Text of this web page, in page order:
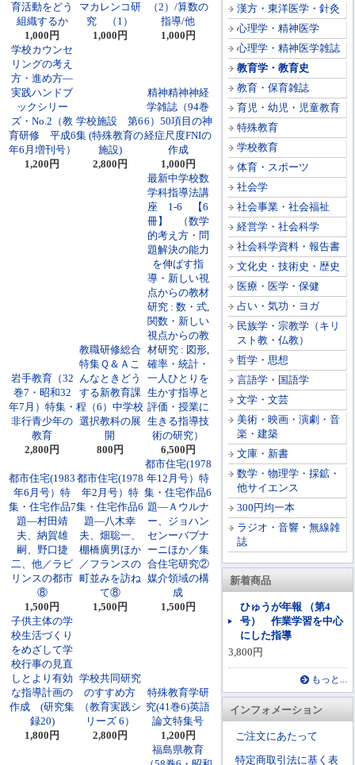
漢方・東洋医学・針灸
心理学・精神医学
心理学・精神医学雑誌
教育学・教育史
教育・保育雑誌
育児・幼児・児童教育
特殊教育
学校教育
体育・スポーツ
社会学
社会事業・社会福祉
経営学・社会科学
社会科学資料・報告書
文化史・技術史・歴史
医療・医学・保健
占い・気功・ヨガ
民族学・宗教学（キリ
スト教・仏教）
哲学・思想
言語学・国語学
文学・文芸
美術・映画・演劇・音
楽・建築
文庫・新書
数学・物理学・採鉱・
他サイエンス
300円均一本
ラジオ・音響・無線雑
誌
新着商品
ひゅうが年報 （第4
号） 作業学習を中心
にした指導
3,800円
もっと...
インフォメーション
ご注文にあたって
特定商取引法に基く表
育活動をどう
組織するか
1,000円
マカレンコ研
究 （1）
1,000円
（2）/算数の
指導/他
1,000円
学校カウンセ
リングの考え
方・進め方―
実践ハンドブ
ックシリー
ズ・No.2（教
育研修 平成6
年6月増刊号）
1,200円
学校施設 第6
集 (特殊教育の
施設)
2,800円
精神精神神経
学雑誌（94巻
6）50項目の神
経症尺度FNIの
作成
1,000円
岩手教育（32
巻7・昭和32
年7月）特集・
非行青少年の
教育
2,800円
教職研修総合
特集Ｑ＆Ａこ
んなときどう
する新教育課
程（6）中学校
選択教科の展
開
800円
最新中学校数
学科指導法講
座 1-6 【6
冊】 （数学
的考え方・問
題解決の能力
を伸ばす指
導・新しい視
点からの教材
研究 : 数・式,
関数・新しい
視点からの教
材研究 : 図形,
確率・統計・
一人ひとりを
生かす指導と
評価・授業に
生きる指導技
術の研究）
6,500円
都市住宅(1983
年6月号）特
集・住宅作品7
題―村田靖
夫、納賀雄
嗣、野口捷
二、他／ラビ
リンスの都市
⑧
1,500円
都市住宅(1978
年2月号）特
集・住宅作品6
題―八木幸
夫、畑聡一、
棚橋廣男ほか
／フランスの
町並みを訪ね
て⑧
1,500円
都市住宅(1978
年12月号）特
集・住宅作品6
題―Ａウルナ
ー、ジョハン
センーバブナ
ーニほか／集
合住宅研究②
媒介領域の構
成
1,500円
子供主体の学
校生活づくり
をめざして学
校行事の見直
しとより有効
な指導計画の
作成 (研究集
録20)
1,800円
学校共同研究
のすすめ方
（教育実践シ
リーズ 6）
2,800円
特殊教育学研
究(41巻6)英語
論文特集号
1,200円
福島県教育